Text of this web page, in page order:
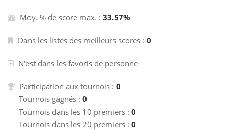
Moy. % de score max. : 33.57%
Dans les listes des meilleurs scores : 0
N'est dans les favoris de personne
Participation aux tournois : 0
Tournois gagnés : 0
Tournois dans les 10 premiers : 0
Tournois dans les 20 premiers : 0